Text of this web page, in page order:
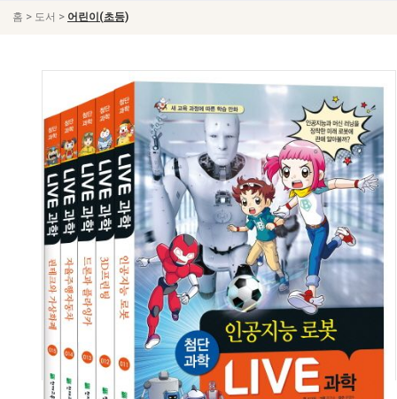
홈 > 도서 > 어린이(초등)